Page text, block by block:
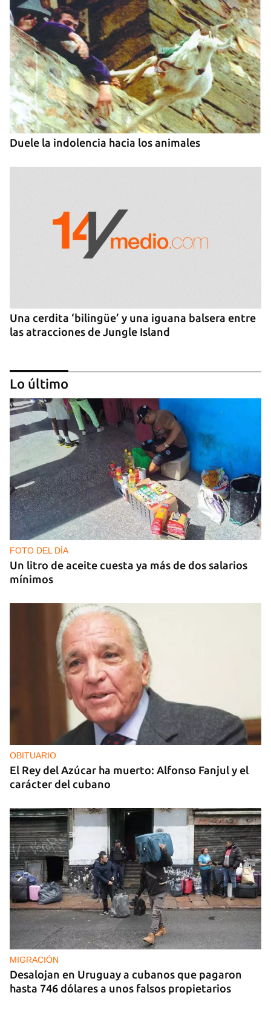
Duele la indolencia hacia los animales
Una cerdita ‘bilingüe’ y una iguana balsera entre
las atracciones de Jungle Island
Empieza la migración de las rapaces por el
occidente cubano
Lo último
FOTO DEL DÍA
Un litro de aceite cuesta ya más de dos salarios
mínimos
OBITUARIO
El Rey del Azúcar ha muerto: Alfonso Fanjul y el
carácter del cubano
MIGRACIÓN
Desalojan en Uruguay a cubanos que pagaron
hasta 746 dólares a unos falsos propietarios